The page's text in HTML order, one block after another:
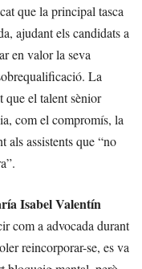
que la principal tasca
ajudant els candidats a
en valor la seva
La
que el talent sènior
com el compromís, la
als assistents que “no
Isabel Valentín
com a advocada durant
reincorporar-se, es va